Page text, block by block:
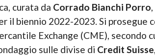
curata da Corrado Bianchi Porro
il biennio 2022-2023. Si prosegue
Exchange (CME), secondo
sulle divise di Credit Suisse